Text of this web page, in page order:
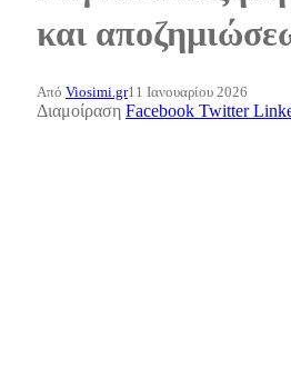
και
Από Viosimi.gr11 Ιανουαρίου 2026
Διαμοίραση Facebook Twitter